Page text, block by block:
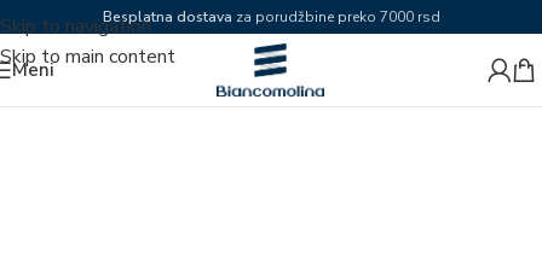
Skip to navigation
Skip to main content
Besplatna dostava za porudžbine preko 7000 rsd
Meni